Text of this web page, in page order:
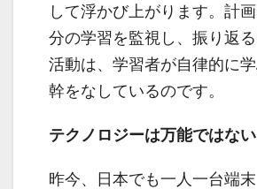
して浮かび上がります。計
分の学習を監視し、振り返
活動は、学習者が自律的に
幹をなしているのです。
テクノロジーは万能ではない
昨今、日本でも一人一台端